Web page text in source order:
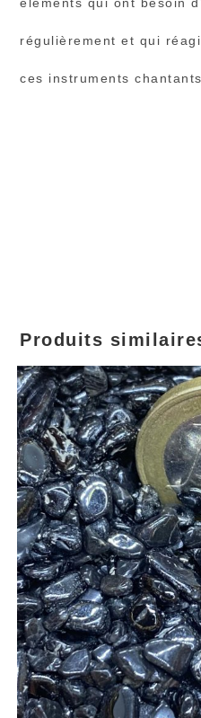
éléments qui ont besoin
régulièrement et qui
ces instruments
Produits